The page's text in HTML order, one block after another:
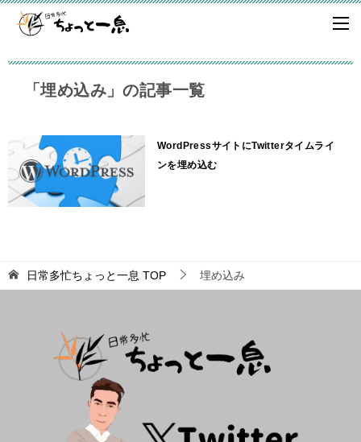
「埋め込み」の記事一覧
WordPressサイトにTwitterタイムライ
ンを埋め込む
日常多忙ちょっと一息 TOP 埋め込み